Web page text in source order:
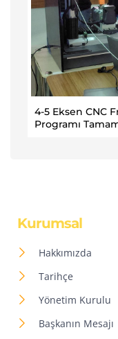
4-5 Eksen CNC
Programı
Kurumsal
Hakkımızda
Tarihçe
Yönetim Kurulu
Başkanın Mesajı